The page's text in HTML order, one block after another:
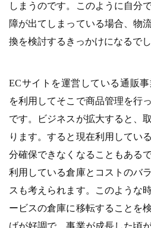
しまうのです。このように自分
障が出てしまっている場合、物
換を検討するきっかけになるでし
ECサイトを運営している通販
を利用してそこで商品管理を行
です。ビジネスが拡大すると、
ります。すると現在利用してい
分確保できなくなることもある
利用している倉庫とコストのバ
スも考えられます。このような
ービスの倉庫に移転することを